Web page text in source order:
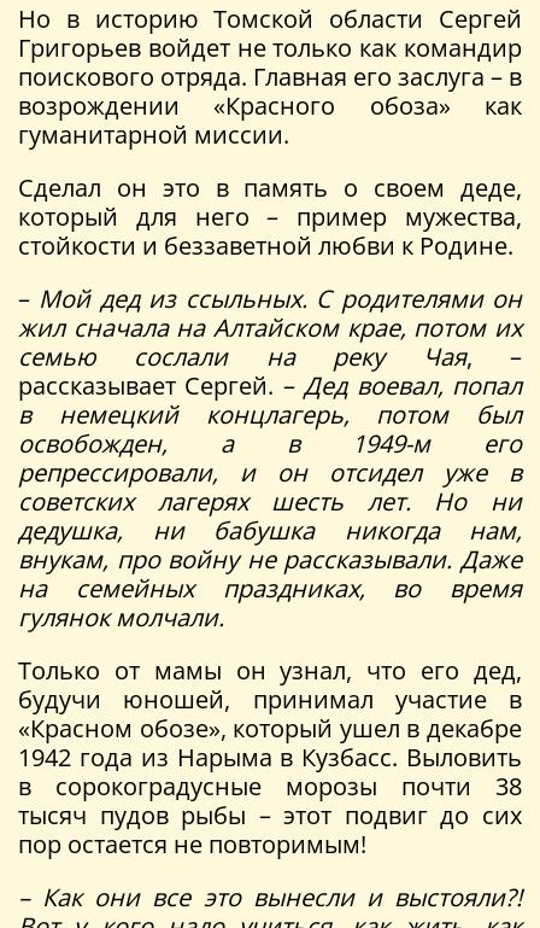
Но в историю Томской области Сергей
Григорьев войдет не только как командир
поискового отряда. Главная его заслуга – в
возрождении «Красного обоза» как
гуманитарной миссии.
Сделал он это в память о своем деде,
который для него – пример мужества,
стойкости и беззаветной любви к Родине.
– Мой дед из ссыльных. С родителями он
жил сначала на Алтайском крае, потом их
семью сослали на реку Чая, –
рассказывает Сергей. –Дед воевал, попал
в немецкий концлагерь, потом был
освобожден, а в 1949-м его
репрессировали, и он отсидел уже в
советских лагерях шесть лет. Но ни
дедушка, ни бабушка никогда нам,
внукам, про войну не рассказывали. Даже
на семейных праздниках, во время
гулянок молчали.
Только от мамы он узнал, что его дед,
будучи юношей, принимал участие в
«Красном обозе», который ушел в декабре
1942 года из Нарыма в Кузбасс. Выловить
в сорокоградусные морозы почти 38
тысяч пудов рыбы – этот подвиг до сих
пор остается не повторимым!
– Как они все это вынесли и выстояли?!